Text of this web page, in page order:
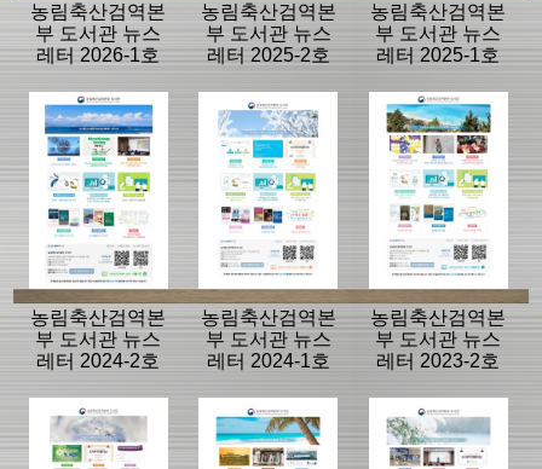
농림축산검역본
부 도서관 뉴스
레터 2026-1호
농림축산검역본
부 도서관 뉴스
레터 2025-2호
농림축산검역본
부 도서관 뉴스
레터 2025-1호
농림축산검역본
부 도서관 뉴스
레터 2024-2호
농림축산검역본
부 도서관 뉴스
레터 2024-1호
농림축산검역본
부 도서관 뉴스
레터 2023-2호